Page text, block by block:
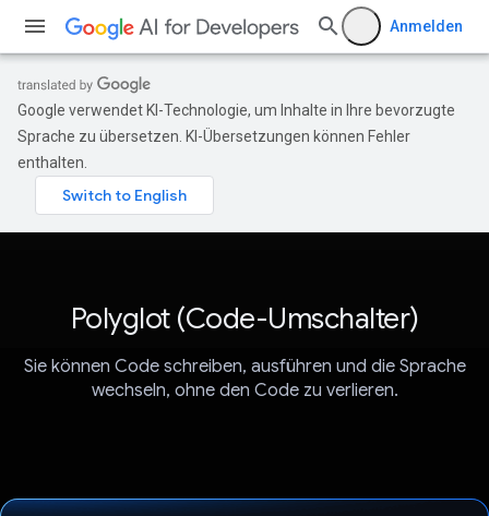
Anmelden
Google verwendet KI-Technologie, um Inhalte in Ihre bevorzugte
Sprache zu übersetzen. KI-Übersetzungen können Fehler
enthalten.
Polyglot (Code-Umschalter)
Sie können Code schreiben, ausführen und die Sprache
wechseln, ohne den Code zu verlieren.